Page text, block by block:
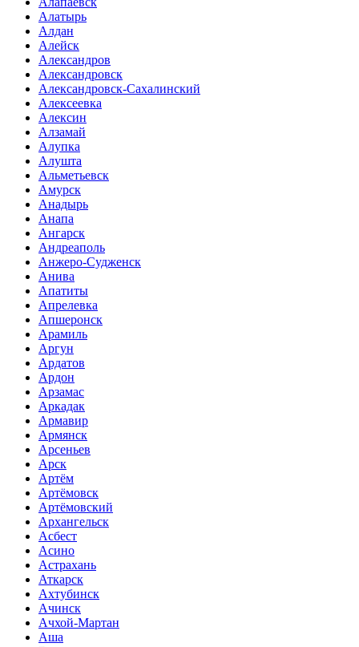
Алатырь
Алдан
Алейск
Александров
Александровск
Александровск-Сахалинский
Алексеевка
Алексин
Алзамай
Алупка
Алушта
Альметьевск
Амурск
Анадырь
Анапа
Ангарск
Андреаполь
Анжеро-Судженск
Анива
Апатиты
Апрелевка
Апшеронск
Арамиль
Аргун
Ардатов
Ардон
Арзамас
Аркадак
Армавир
Армянск
Арсеньев
Арск
Артём
Артёмовск
Артёмовский
Архангельск
Асбест
Асино
Астрахань
Аткарск
Ахтубинск
Ачинск
Ачхой-Мартан
Аша